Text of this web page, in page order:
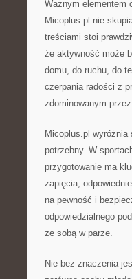
Ważnym elementem
Micoplus.pl nie
treściami stoi
że aktywność może
domu, do ruchu, do
czerpania radości z
zdominowanym
Micoplus.pl
potrzebny. W
przygotowanie ma
zapięcia,
na pewność i
odpowiedzialnego
ze sobą w parze.
Nie bez znaczenia